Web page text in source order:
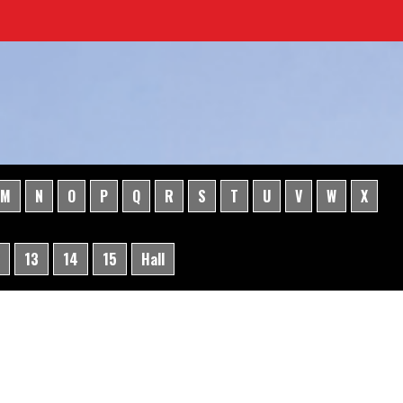
M N O P Q R S T U V W X
13 14 15 Hall